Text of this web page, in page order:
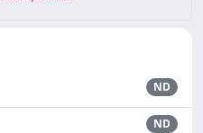
ND
ND